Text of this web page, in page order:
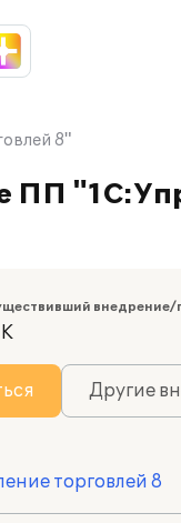
8"
ПП
внедрение/
Другие
торговлей 8